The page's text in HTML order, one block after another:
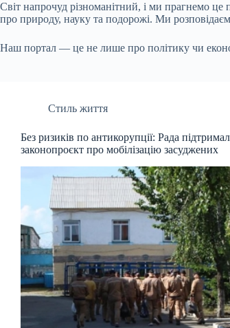
Світ напрочуд різноманітний, і ми прагнемо це
про природу, науку та подорожі. Ми
Наш портал — це не лише про політику чи
Стиль життя
Без ризиків по антикорупції: Рада
законопроєкт про мобілізацію засуджених